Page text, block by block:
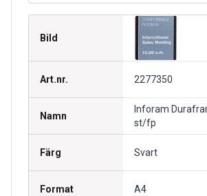
Bild
Art.nr. 2277350
Namn
Inforam
st/fp
Färg Svart
Format A4